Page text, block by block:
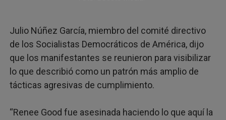
Julio Núñez García, miembro del comité directivo
de los Socialistas Democráticos de América, dijo
que los manifestantes se reunieron para visibilizar
lo que describió como un patrón más amplio de
tácticas agresivas de cumplimiento.
“Renee Good fue asesinada haciendo lo que aquí la